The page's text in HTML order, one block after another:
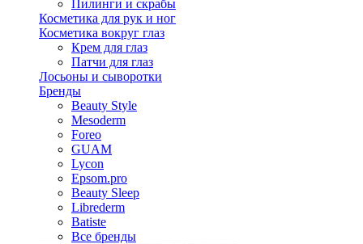
Пилинги и скрабы
Косметика для рук и ног
Косметика вокруг глаз
Крем для глаз
Патчи для глаз
Лосьоны и сыворотки
Бренды
Beauty Style
Mesoderm
Foreo
GUAM
Lycon
Epsom.pro
Beauty Sleep
Librederm
Batiste
Все бренды